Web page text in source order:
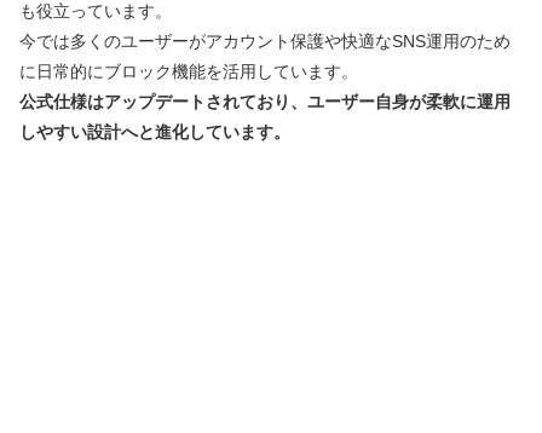
も役立っています。
今では多くのユーザーがアカウント保護や快適なSNS運用のため
に日常的にブロック機能を活用しています。
公式仕様はアップデートされており、ユーザー自身が柔軟に運用
しやすい設計へと進化しています。